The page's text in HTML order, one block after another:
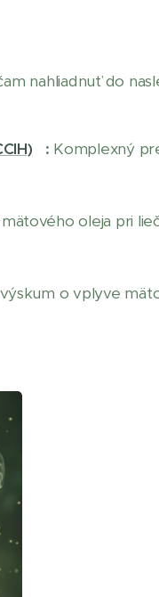
nahliadnuť do
: Komplexný
oleja pri
o vplyve